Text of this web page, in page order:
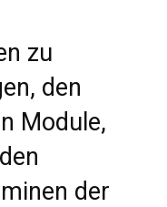
zu
den
Module,
der